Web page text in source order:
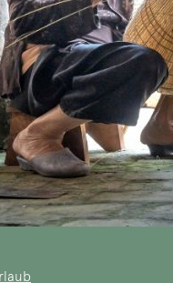
dampfenden Schale
Kaffee –
Tag voller
es in Ihrem Hotel
um eine
Wir garantieren
anders sein wird
Alltag und den